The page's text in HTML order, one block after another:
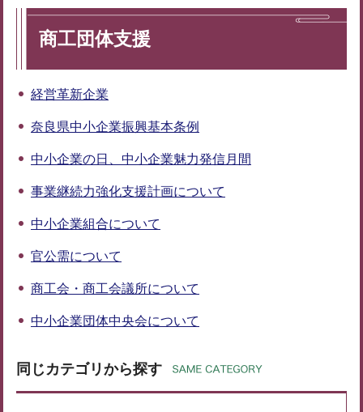
商工団体支援
経営革新企業
奈良県中小企業振興基本条例
中小企業の日、中小企業魅力発信月間
事業継続力強化支援計画について
中小企業組合について
官公需について
商工会・商工会議所について
中小企業団体中央会について
同じカテゴリから探す